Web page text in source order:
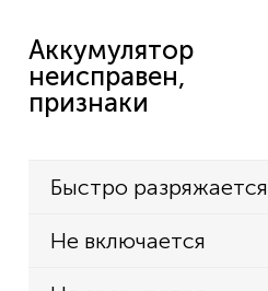
Аккумулятор
неисправен,
признаки
Быстро разряжается
Не включается